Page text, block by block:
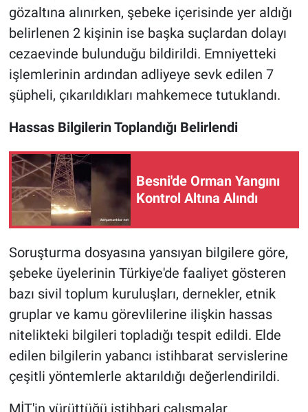
gözaltına alınırken, şebeke içerisinde yer aldığı
belirlenen 2 kişinin ise başka suçlardan dolayı
cezaevinde bulunduğu bildirildi. Emniyetteki
işlemlerinin ardından adliyeye sevk edilen 7
şüpheli, çıkarıldıkları mahkemece tutuklandı.
Hassas Bilgilerin Toplandığı Belirlendi
Besni'de Orman Yangını
Kontrol Altına Alındı
Soruşturma dosyasına yansıyan bilgilere göre,
şebeke üyelerinin Türkiye'de faaliyet gösteren
bazı sivil toplum kuruluşları, dernekler, etnik
gruplar ve kamu görevlilerine ilişkin hassas
nitelikteki bilgileri topladığı tespit edildi. Elde
edilen bilgilerin yabancı istihbarat servislerine
çeşitli yöntemlerle aktarıldığı değerlendirildi.